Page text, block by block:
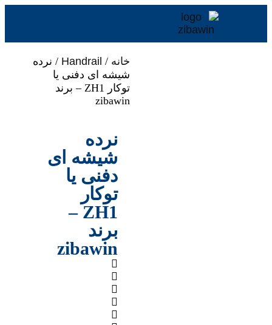
خانه /
Handrail / نرده
شیشه ای دفنی یا
توکار ZH1 – برند
zibawin
نرده
شیشه ای
دفنی یا
توکار
ZH1 –
برند
zibawin